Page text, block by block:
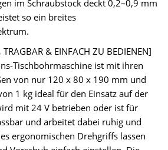
im Schraubstock deckt 0,2–0,9 mm
so ein breites
& EINFACH ZU BEDIENEN]
Tischbohrmaschine ist mit ihren
von nur 120 x 80 x 190 mm und
1 kg ideal für den Einsatz auf der
mit 24 V betrieben oder ist für
und arbeitet dabei ruhig und
ergonomischen Drehgriffs lassen